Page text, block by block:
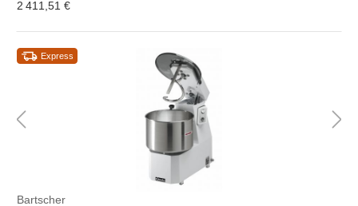
2 411,51 €
Express
Bartscher